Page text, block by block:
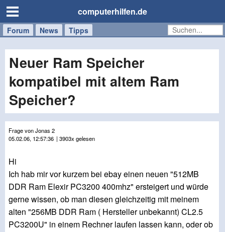
computerhilfen.de
Forum News Tipps
Handy
Tablet
Windows
Mac
Neuer Ram Speicher
kompatibel mit altem Ram
Speicher?
Frage von Jonas 2
05.02.06, 12:57:36 | 3903x gelesen
Hi
Ich hab mir vor kurzem bei ebay einen neuen "512MB
DDR Ram Elexir PC3200 400mhz" ersteigert und würde
gerne wissen, ob man diesen gleichzeitig mit meinem
alten "256MB DDR Ram ( Hersteller unbekannt) CL2.5
PC3200U" in einem Rechner laufen lassen kann, oder ob